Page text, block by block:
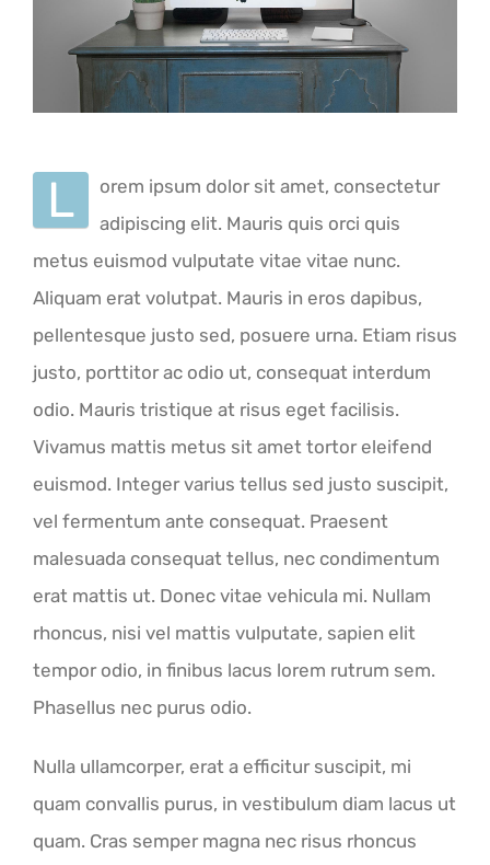
L
orem ipsum dolor sit amet, consectetur
adipiscing elit. Mauris quis orci quis
metus euismod vulputate vitae vitae nunc.
Aliquam erat volutpat. Mauris in eros dapibus,
pellentesque justo sed, posuere urna. Etiam risus
justo, porttitor ac odio ut, consequat interdum
odio. Mauris tristique at risus eget facilisis.
Vivamus mattis metus sit amet tortor eleifend
euismod. Integer varius tellus sed justo suscipit,
vel fermentum ante consequat. Praesent
malesuada consequat tellus, nec condimentum
erat mattis ut. Donec vitae vehicula mi. Nullam
rhoncus, nisi vel mattis vulputate, sapien elit
tempor odio, in finibus lacus lorem rutrum sem.
Phasellus nec purus odio.
Nulla ullamcorper, erat a efficitur suscipit, mi
quam convallis purus, in vestibulum diam lacus ut
quam. Cras semper magna nec risus rhoncus